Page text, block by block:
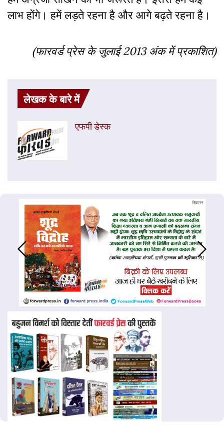
लाभ होंगे। हमें लड़ते रहना है और आगे बढ़ते रहना है।
(फारवर्ड प्रेस के जुलाई 2013 अंक में प्रकाशित)
लेखक के बारे में
एफपी डेस्‍क